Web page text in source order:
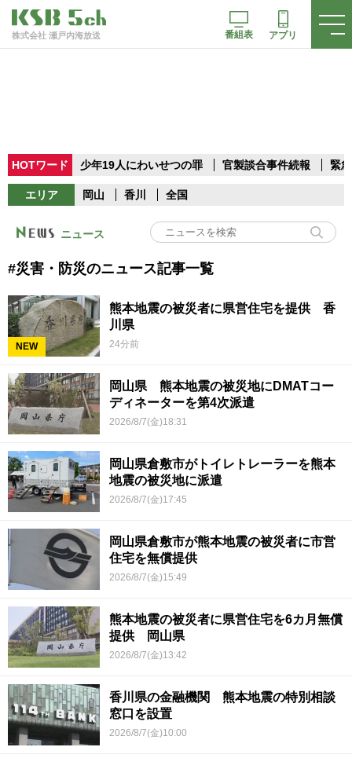
株式会社 瀬戸内海放送 番組表 アプリ
HOTワード 少年19人にわいせつの罪 官製談合事件続報 緊
エリア 岡山 香川 全国
ニュース
#災害・防災のニュース記事一覧
NEW
熊本地震の被災者に県営住宅を提供 香
川県
24分前
岡山県 熊本地震の被災地にDMATコー
ディネーターを第4次派遣
2026/8/7(金)18:31
岡山県倉敷市がトイレトレーラーを熊本
地震の被災地に派遣
2026/8/7(金)17:45
岡山県倉敷市が熊本地震の被災者に市営
住宅を無償提供
2026/8/7(金)15:49
熊本地震の被災者に県営住宅を6カ月無償
提供 岡山県
2026/8/7(金)13:42
香川県の金融機関 熊本地震の特別相談
窓口を設置
2026/8/7(金)10:00